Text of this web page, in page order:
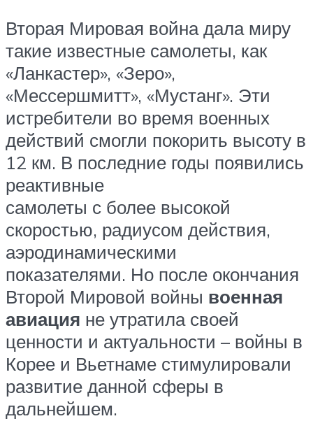
Вторая Мировая война дала миру
такие известные самолеты, как
«Ланкастер», «Зеро»,
«Мессершмитт», «Мустанг». Эти
истребители во время военных
действий смогли покорить высоту в
12 км. В последние годы появились
реактивные
самолеты с более высокой
скоростью, радиусом действия,
аэродинамическими
показателями. Но после окончания
Второй Мировой войны военная
авиация не утратила своей
ценности и актуальности – войны в
Корее и Вьетнаме стимулировали
развитие данной сферы в
дальнейшем.